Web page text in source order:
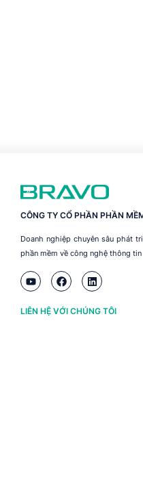
CÔNG TY CỔ PHẦN PHẦN
Doanh nghiệp chuyên sâu phát
phần mềm về công nghệ thông tin
LIÊN HỆ VỚI CHÚNG TÔI